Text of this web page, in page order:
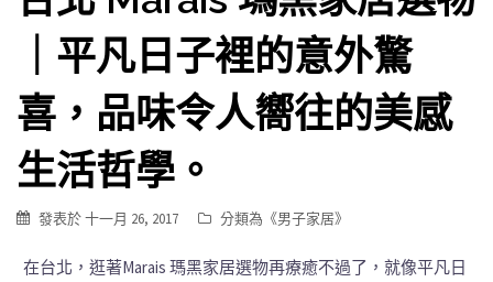
｜平凡日子裡的意外驚
喜，品味令人嚮往的美感
生活哲學。
發表於十一月 26, 2017 分類為《男子家居》
在台北，逛著Marais 瑪黑家居選物再療癒不過了，就像平凡日